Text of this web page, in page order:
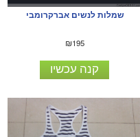
שמלות לנשים אברקרומבי
₪195
קנה עכשיו